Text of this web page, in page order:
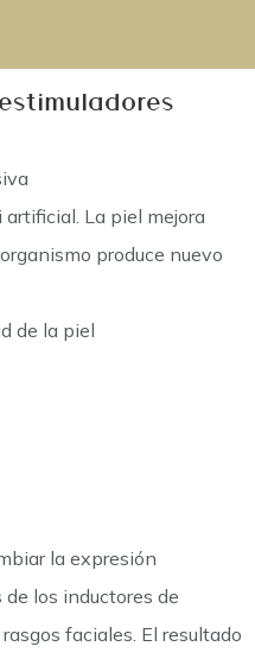
La piel mejora
produce nuevo
de la piel
la expresión
de los inductores de
faciales. El resultado